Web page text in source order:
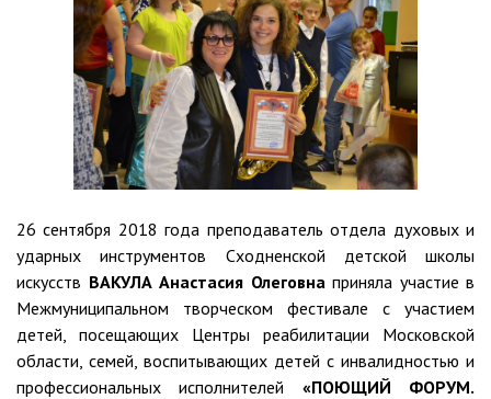
26 сентября 2018 года преподаватель отдела духовых и
ударных инструментов Сходненской детской школы
искусств ВАКУЛА Анастасия Олеговна приняла участие в
Межмуниципальном творческом фестивале с участием
детей, посещающих Центры реабилитации Московской
области, семей, воспитывающих детей с инвалидностью и
профессиональных исполнителей «ПОЮЩИЙ ФОРУМ.